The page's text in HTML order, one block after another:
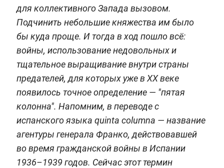
для коллективного Запада вызовом.
Подчинить небольшие княжества им было
бы куда проще. И тогда в ход пошло всё:
войны, использование недовольных и
тщательное выращивание внутри страны
предателей, для которых уже в XX веке
появилось точное определение — "пятая
колонна". Напомним, в переводе с
испанского языка quinta columna — название
агентуры генерала Франко, действовавшей
во время гражданской войны в Испании
1936–1939 годов. Сейчас этот термин